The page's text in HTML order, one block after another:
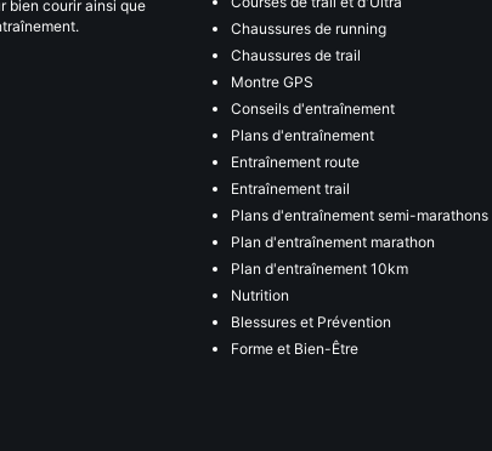
bien courir ainsi que
Chaussures de running
Chaussures de trail
Montre GPS
Conseils d'entraînement
Plans d'entraînement
Entraînement route
Entraînement trail
Plans d'entraînement semi-marathons
Plan d'entraînement marathon
Plan d'entraînement 10km
Nutrition
Blessures et Prévention
Forme et Bien-Être